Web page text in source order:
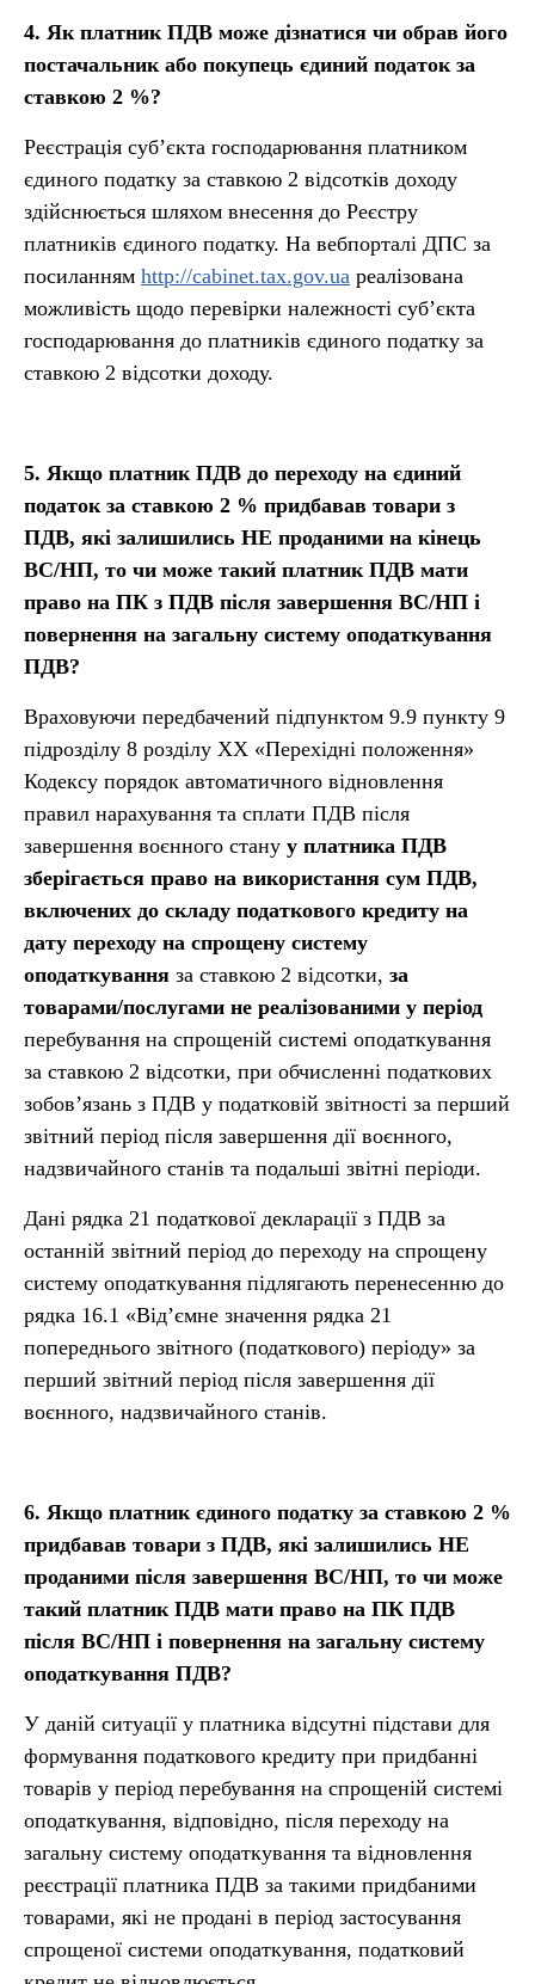
4. Як платник ПДВ може дізнатися чи обрав його
постачальник або покупець єдиний податок за
ставкою 2 %?
Реєстрація суб’єкта господарювання платником
єдиного податку за ставкою 2 відсотків доходу
здійснюється шляхом внесення до Реєстру
платників єдиного податку. На вебпорталі ДПС за
посиланням http://cabinet.tax.gov.ua реалізована
можливість щодо перевірки належності суб’єкта
господарювання до платників єдиного податку за
ставкою 2 відсотки доходу.
5. Якщо платник ПДВ до переходу на єдиний
податок за ставкою 2 % придбавав товари з
ПДВ, які залишились НЕ проданими на кінець
ВС/НП, то чи може такий платник ПДВ мати
право на ПК з ПДВ після завершення ВС/НП і
повернення на загальну систему оподаткування
ПДВ?
Враховуючи передбачений підпунктом 9.9 пункту 9
підрозділу 8 розділу ХХ «Перехідні положення»
Кодексу порядок автоматичного відновлення
правил нарахування та сплати ПДВ після
завершення воєнного стану у платника ПДВ
зберігається право на використання сум ПДВ,
включених до складу податкового кредиту на
дату переходу на спрощену систему
оподаткування за ставкою 2 відсотки, за
товарами/послугами не реалізованими у період
перебування на спрощеній системі оподаткування
за ставкою 2 відсотки, при обчисленні податкових
зобов’язань з ПДВ у податковій звітності за перший
звітний період після завершення дії воєнного,
надзвичайного станів та подальші звітні періоди.
Дані рядка 21 податкової декларації з ПДВ за
останній звітний період до переходу на спрощену
систему оподаткування підлягають перенесенню до
рядка 16.1 «Від’ємне значення рядка 21
попереднього звітного (податкового) періоду» за
перший звітний період після завершення дії
воєнного, надзвичайного станів.
6. Якщо платник єдиного податку за ставкою 2 %
придбавав товари з ПДВ, які залишились НЕ
проданими після завершення ВС/НП, то чи може
такий платник ПДВ мати право на ПК ПДВ
після ВС/НП і повернення на загальну систему
оподаткування ПДВ?
У даній ситуації у платника відсутні підстави для
формування податкового кредиту при придбанні
товарів у період перебування на спрощеній системі
оподаткування, відповідно, після переходу на
загальну систему оподаткування та відновлення
реєстрації платника ПДВ за такими придбаними
товарами, які не продані в період застосування
спрощеної системи оподаткування, податковий